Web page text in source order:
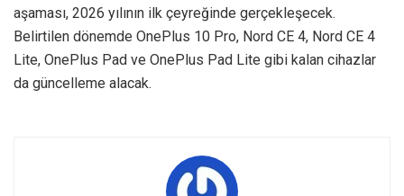
aşaması, 2026 yılının ilk çeyreğinde gerçekleşecek.
Belirtilen dönemde OnePlus 10 Pro, Nord CE 4, Nord CE 4
Lite, OnePlus Pad ve OnePlus Pad Lite gibi kalan cihazlar
da güncelleme alacak.